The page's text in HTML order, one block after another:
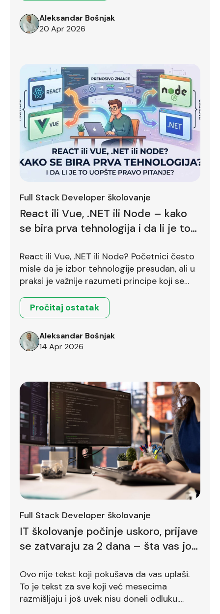
Aleksandar Bošnjak
20 Apr 2026
Full Stack Developer školovanje
React ili Vue, .NET ili Node – kako
se bira prva tehnologija i da li je to
React ili Vue, .NET ili Node? Početnici često
misle da je izbor tehnologije presudan, ali u
praksi je važnije razumeti principe koji se
Pročitaj ostatak
Aleksandar Bošnjak
14 Apr 2026
Full Stack Developer školovanje
IT školovanje počinje uskoro, prijave
se zatvaraju za 2 dana – šta vas još
Ovo nije tekst koji pokušava da vas uplaši.
To je tekst za sve koji već mesecima
razmišljaju i još uvek nisu doneli odluku.